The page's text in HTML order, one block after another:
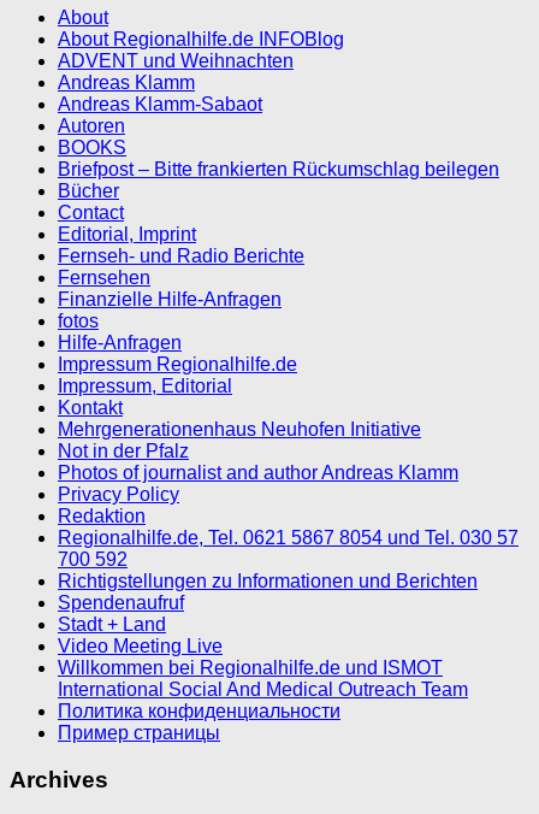
About
About Regionalhilfe.de INFOBlog
ADVENT und Weihnachten
Andreas Klamm
Andreas Klamm-Sabaot
Autoren
BOOKS
Briefpost – Bitte frankierten Rückumschlag beilegen
Bücher
Contact
Editorial, Imprint
Fernseh- und Radio Berichte
Fernsehen
Finanzielle Hilfe-Anfragen
fotos
Hilfe-Anfragen
Impressum Regionalhilfe.de
Impressum, Editorial
Kontakt
Mehrgenerationenhaus Neuhofen Initiative
Not in der Pfalz
Photos of journalist and author Andreas Klamm
Privacy Policy
Redaktion
Regionalhilfe.de, Tel. 0621 5867 8054 und Tel. 030 57
700 592
Richtigstellungen zu Informationen und Berichten
Spendenaufruf
Stadt + Land
Video Meeting Live
Willkommen bei Regionalhilfe.de und ISMOT
International Social And Medical Outreach Team
Политика конфиденциальности
Пример страницы
Archives